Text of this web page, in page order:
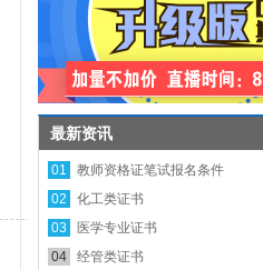
最新资讯
01
教师资格证笔试报名条件
02
化工类证书
03
医学专业证书
04
经管类证书